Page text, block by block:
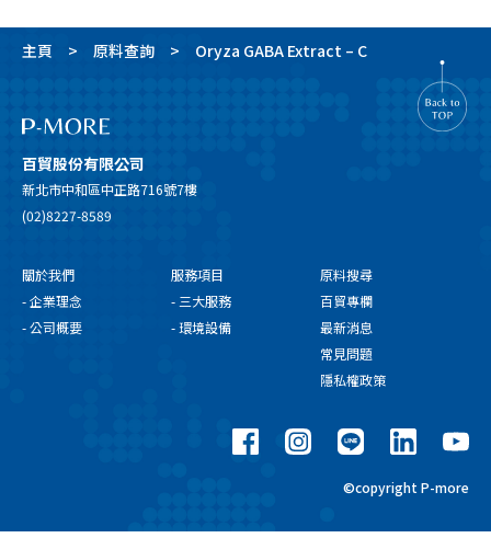
主頁 原料查詢 Oryza GABA Extract – C
百貿股份有限公司
新北市中和區中正路716號7樓
(02)8227-8589
關於我們
- 企業理念
- 公司概要
服務項目
- 三大服務
- 環境設備
原料搜尋
百貿專欄
最新消息
常見問題
隱私權政策
©copyright P-more